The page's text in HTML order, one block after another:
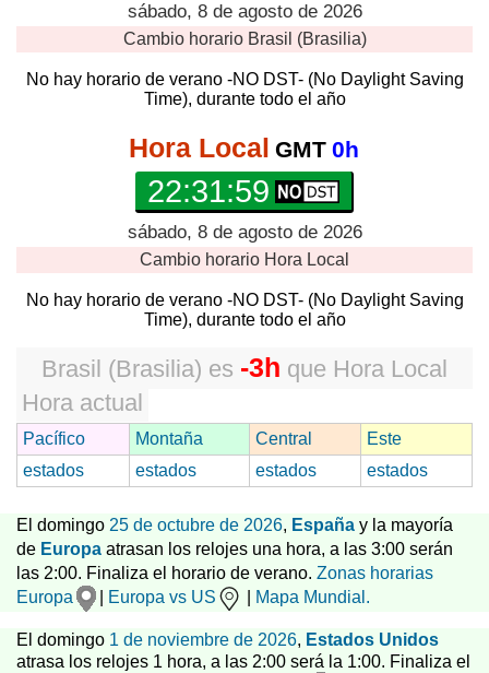
sábado, 8 de agosto de 2026
Cambio horario Brasil (Brasilia)
No hay horario de verano -NO DST- (No Daylight Saving
Time), durante todo el año
Hora Local GMT 0h
22:32:00
sábado, 8 de agosto de 2026
Cambio horario Hora Local
No hay horario de verano -NO DST- (No Daylight Saving
Time), durante todo el año
Brasil (Brasilia) es -3h que Hora Local
Hora actual
Pacífico Montaña Central
Este
estados
estados estados estados
El domingo 25 de octubre de 2026, España y la mayoría
de Europa atrasan los relojes una hora, a las 3:00 serán
las 2:00. Finaliza el horario de verano. Zonas horarias
Europa
Europa vs US Mapa Mundial.
El domingo 1 de noviembre de 2026, Estados Unidos
atrasa los relojes 1 hora, a las 2:00 será la 1:00. Finaliza el